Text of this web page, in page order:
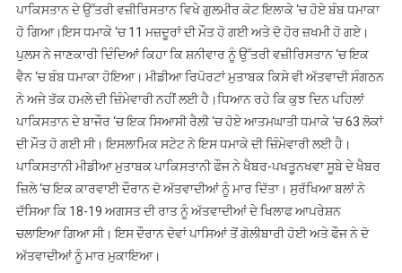
ਇਲਾਕੇ
ਧਮਾਕਾ,
11
ਮਜ਼ਦੂਰਾਂ
ਮੌਤ,
2
ਪਾਕਿਸਤਾਨ ਦੇ ਉੱਤਰੀ ਵਜ਼ੀਰਿਸਤਾਨ ਵਿਖੇ ਗੁਲਮੀਰ ਕੋਟ ਇਲਾਕੇ ‘ਚ ਹੋਏ ਬੰਬ ਧਮਾਕਾ
ਹੋ ਗਿਆ।ਇਸ ਧਮਾਕੇ ‘ਚ 11 ਮਜ਼ਦੂਰਾਂ ਦੀ ਮੌਤ ਹੋ ਗਈ ਅਤੇ ਦੋ ਹੋਰ ਜ਼ਖਮੀ ਹੋ ਗਏ।
ਪੁਲਸ ਨੇ ਜਾਣਕਾਰੀ ਦਿੰਦਿਆਂ ਕਿਹਾ ਕਿ ਸ਼ਨੀਵਾਰ ਨੂੰ ਉੱਤਰੀ ਵਜ਼ੀਰਿਸਤਾਨ ‘ਚ ਇਕ
ਵੈਨ ‘ਚ ਬੰਬ ਧਮਾਕਾ ਹੋਇਆ। ਮੀਡੀਆ ਰਿਪੋਰਟਾਂ ਮੁਤਾਬਕ ਕਿਸੇ ਵੀ ਅੱਤਵਾਦੀ ਸੰਗਠਨ
ਨੇ ਅਜੇ ਤੱਕ ਹਮਲੇ ਦੀ ਜ਼ਿੰਮੇਵਾਰੀ ਨਹੀਂ ਲਈ ਹੈ।ਧਿਆਨ ਰਹੇ ਕਿ ਕੁਝ ਦਿਨ ਪਹਿਲਾਂ
ਪਾਕਿਸਤਾਨ ਦੇ ਬਾਜੌਰ ‘ਚ ਇਕ ਸਿਆਸੀ ਰੈਲੀ ‘ਚ ਹੋਏ ਆਤਮਘਾਤੀ ਧਮਾਕੇ ‘ਚ 63 ਲੋਕਾਂ
ਦੀ ਮੌਤ ਹੋ ਗਈ ਸੀ। ਇਸਲਾਮਿਕ ਸਟੇਟ ਨੇ ਇਸ ਧਮਾਕੇ ਦੀ ਜ਼ਿੰਮੇਵਾਰੀ ਲਈ ਹੈ।
ਪਾਕਿਸਤਾਨੀ ਮੀਡੀਆ ਮੁਤਾਬਕ ਪਾਕਿਸਤਾਨੀ ਫੌਜ ਨੇ ਖੈਬਰ-ਪਖਤੂਨਖਵਾ ਸੂਬੇ ਦੇ ਖੈਬਰ
ਜ਼ਿਲੇ ‘ਚ ਇਕ ਕਾਰਵਾਈ ਦੌਰਾਨ ਦੋ ਅੱਤਵਾਦੀਆਂ ਨੂੰ ਮਾਰ ਦਿੱਤਾ। ਸੁਰੱਖਿਆ ਬਲਾਂ ਨੇ
ਦੱਸਿਆ ਕਿ 18-19 ਅਗਸਤ ਦੀ ਰਾਤ ਨੂੰ ਅੱਤਵਾਦੀਆਂ ਦੇ ਖਿਲਾਫ ਆਪਰੇਸ਼ਨ
ਚਲਾਇਆ ਗਿਆ ਸੀ। ਇਸ ਦੌਰਾਨ ਦੋਵਾਂ ਪਾਸਿਆਂ ਤੋਂ ਗੋਲੀਬਾਰੀ ਹੋਈ ਅਤੇ ਫੌਜ ਨੇ ਦੋ
ਅੱਤਵਾਦੀਆਂ ਨੂੰ ਮਾਰ ਮੁਕਾਇਆ।